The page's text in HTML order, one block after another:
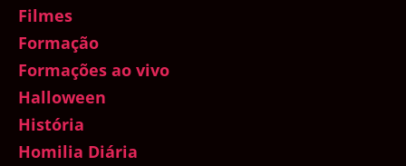
Filmes
Formação
Formações ao vivo
Halloween
História
Homilia Diária